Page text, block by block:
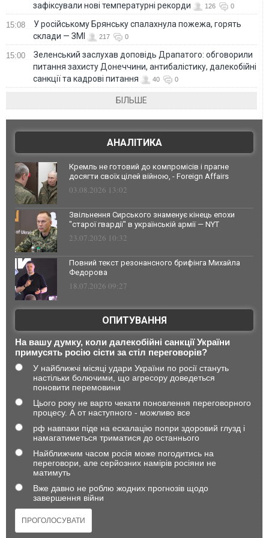
зафіксували нові температурні рекорди 126 0
15:08
У російському Брянську спалахнула пожежа, горять
склади — ЗМІ
217 0
15:00
Зеленський заслухав доповідь Драпатого: обговорили
питання захисту Донеччини, антибалістику, далекобійні
санкції та кадрові питання
40 0
БІЛЬШЕ
АНАЛІТИКА
Кремль не готовий до компромісів і прагне
досягти своїх цілей війною, - Foreign Affairs
03.08.2026 13:02
Звільнення Сирського знаменує кінець епохи
"старої гвардії" в українській армії — NYT
23.07.2026 10:32
Повний текст резонансного брифінга Михайла
Федорова
18.07.2026 09:27
ОПИТУВАННЯ
На вашу думку, коли далекобійні санкції України
примусять росію сісти за стіл переговорів?
У найближчі місяці удари України по росії стануть
настільки болючими, що агресору доведеться
поновити перемовини
Цього року не варто чекати поновлення переговорного
процесу. А от наступного - можливо все
рф навпаки піде на ескалацію попри здоровий глузд і
намагатиметься триматися до останнього
Найближчим часом росія може погодитись на
переговори, але серйозних намірів росіяни не
матимуть
Вже давно не роблю жодних прогнозів щодо
завершення війни